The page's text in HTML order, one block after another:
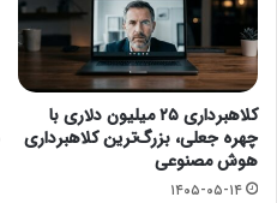
کلاهبرداری ۲۵ میلیون دلاری با
چهره جعلی، بزرگ‌ترین کلاهبرداری
هوش مصنوعی
۱۴۰۵-۰۵-۱۴